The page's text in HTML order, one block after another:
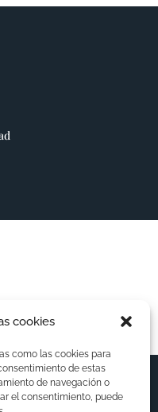
cookies
como las cookies para
de estas
de navegación o
el consentimiento, puede